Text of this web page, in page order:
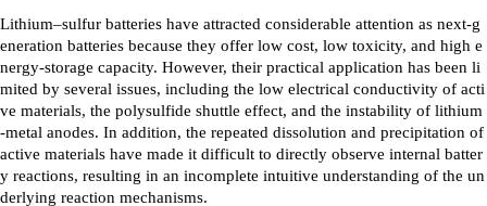
Lithium–sulfur batteries have attracted considerable attention as next-g
eneration batteries because they offer low cost, low toxicity, and high e
nergy-storage capacity. However, their practical application has been li
mited by several issues, including the low electrical conductivity of acti
ve materials, the polysulfide shuttle effect, and the instability of lithium
-metal anodes. In addition, the repeated dissolution and precipitation of
active materials have made it difficult to directly observe internal batter
y reactions, resulting in an incomplete intuitive understanding of the un
derlying reaction mechanisms.